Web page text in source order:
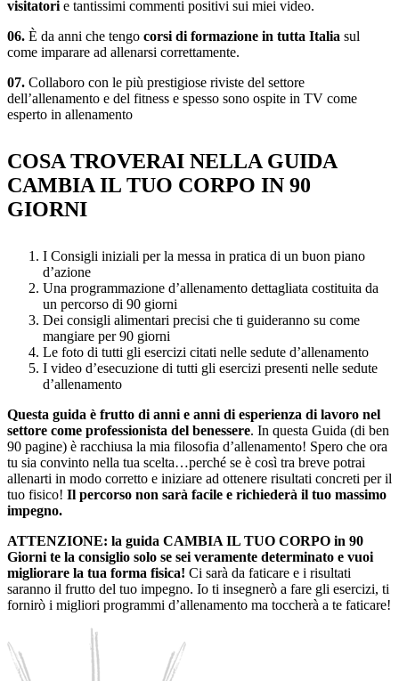
visitatori e tantissimi commenti positivi sui miei video.
06. È da anni che tengo corsi di formazione in tutta Italia sul
come imparare ad allenarsi correttamente.
07. Collaboro con le più prestigiose riviste del settore
dell’allenamento e del fitness e spesso sono ospite in TV come
esperto in allenamento
COSA TROVERAI NELLA GUIDA
CAMBIA IL TUO CORPO IN 90
GIORNI
I Consigli iniziali per la messa in pratica di un buon piano
d’azione
Una programmazione d’allenamento dettagliata costituita da
un percorso di 90 giorni
Dei consigli alimentari precisi che ti guideranno su come
mangiare per 90 giorni
Le foto di tutti gli esercizi citati nelle sedute d’allenamento
I video d’esecuzione di tutti gli esercizi presenti nelle sedute
d’allenamento
Questa guida è frutto di anni e anni di esperienza di lavoro nel
settore come professionista del benessere. In questa Guida (di ben
90 pagine) è racchiusa la mia filosofia d’allenamento! Spero che ora
tu sia convinto nella tua scelta…perché se è così tra breve potrai
allenarti in modo corretto e iniziare ad ottenere risultati concreti per il
tuo fisico! Il percorso non sarà facile e richiederà il tuo massimo
impegno.
ATTENZIONE: la guida CAMBIA IL TUO CORPO in 90
Giorni te la consiglio solo se sei veramente determinato e vuoi
migliorare la tua forma fisica! Ci sarà da faticare e i risultati
saranno il frutto del tuo impegno. Io ti insegnerò a fare gli esercizi, ti
fornirò i migliori programmi d’allenamento ma toccherà a te faticare!